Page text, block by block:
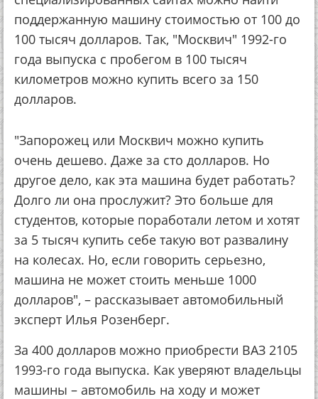
поддержанную машину стоимостью от 100 до
100 тысяч долларов. Так, "Москвич" 1992-го
года выпуска с пробегом в 100 тысяч
километров можно купить всего за 150
долларов.
"Запорожец или Москвич можно купить
очень дешево. Даже за сто долларов. Но
другое дело, как эта машина будет работать?
Долго ли она прослужит? Это больше для
студентов, которые поработали летом и хотят
за 5 тысяч купить себе такую вот развалину
на колесах. Но, если говорить серьезно,
машина не может стоить меньше 1000
долларов", – рассказывает автомобильный
эксперт Илья Розенберг.
За 400 долларов можно приобрести ВАЗ 2105
1993-го года выпуска. Как уверяют владельцы
машины – автомобиль на ходу и может